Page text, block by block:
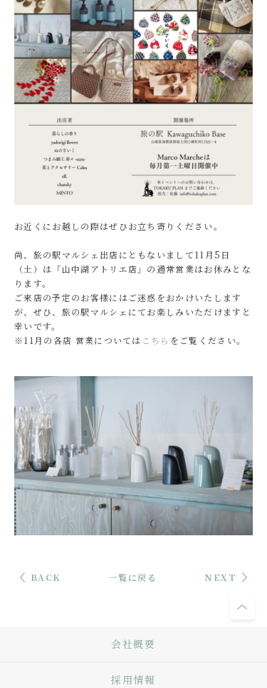
お近くにお越しの際はぜひお立ち寄りください。
尚、旅の駅マルシェ出店にともないまして11月5日
（土）は「山中湖アトリエ店」の通常営業はお休みとな
ります。
ご来店の予定のお客様にはご迷惑をおかけいたします
が、ぜひ、旅の駅マルシェにてお楽しみいただけますと
幸いです。
※11月の各店 営業については こちら をご覧ください。
BACK 一覧に戻る NEXT
会社概要
採用情報